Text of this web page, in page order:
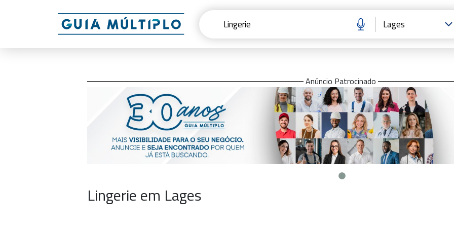
Anúncio Patrocinado
Lingerie em Lages